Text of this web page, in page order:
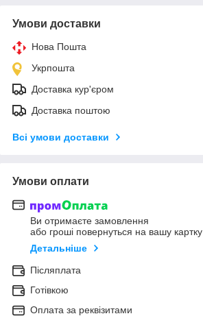
Умови доставки
Нова Пошта
Укрпошта
Доставка кур'єром
Доставка поштою
Всі умови доставки
Умови оплати
Ви отримаєте замовлення
або гроші повернуться на вашу картку
Детальніше
Післяплата
Готівкою
Оплата за реквізитами